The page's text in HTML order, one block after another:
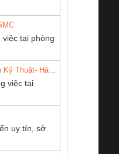
Bộ giám sát dòng
TRANSCLINIC 16I+
(2008130000)
Nẹp nhôm chống
trơn Đà Nẵng
CÔNG TY CỔ
TIẾN HƯNG
PHẦN DÂY VÀ
tại phòng
việc tại
uy tín, sở